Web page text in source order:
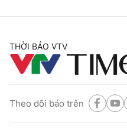
THỜI BÁO VTV
Theo dõi báo trên